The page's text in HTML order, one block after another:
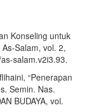
Konseling untuk
Salam, vol. 2,
salam.v2i3.93.
“Penerapan
Semin. Nas.
BUDAYA, vol.